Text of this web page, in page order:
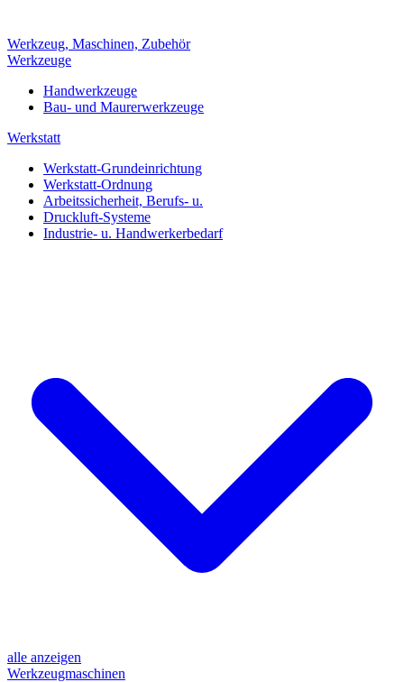
Werkzeug, Maschinen, Zubehör
Werkzeuge
Handwerkzeuge
Bau- und Maurerwerkzeuge
Werkstatt
Werkstatt-Grundeinrichtung
Werkstatt-Ordnung
Arbeitssicherheit, Berufs- u.
Druckluft-Systeme
Industrie- u. Handwerkerbedarf
alle anzeigen
Werkzeugmaschinen